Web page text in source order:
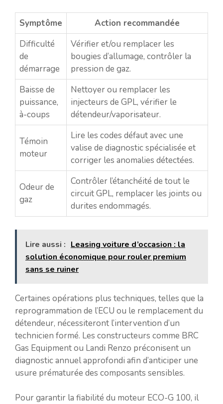
Symptôme
Action recommandée
Difficulté
de
démarrage
Vérifier et/ou remplacer les
bougies d’allumage, contrôler la
pression de gaz.
Baisse de
puissance,
à-coups
Nettoyer ou remplacer les
injecteurs de GPL, vérifier le
détendeur/vaporisateur.
Témoin
moteur
Lire les codes défaut avec une
valise de diagnostic spécialisée et
corriger les anomalies détectées.
Odeur de
gaz
Contrôler l’étanchéité de tout le
circuit GPL, remplacer les joints ou
durites endommagés.
Lire aussi : Leasing voiture d’occasion : la
solution économique pour rouler premium
sans se ruiner
Certaines opérations plus techniques, telles que la
reprogrammation de l’ECU ou le remplacement du
détendeur, nécessiteront l’intervention d’un
technicien formé. Les constructeurs comme BRC
Gas Equipment ou Landi Renzo préconisent un
diagnostic annuel approfondi afin d’anticiper une
usure prématurée des composants sensibles.
Pour garantir la fiabilité du moteur ECO-G 100, il